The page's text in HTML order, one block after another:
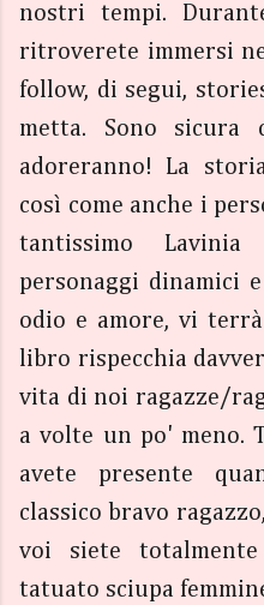
nostri tempi.
ritroverete immersi
follow, di segui,
metta. Sono sicura
adoreranno! La
così come anche i
tantissimo
personaggi dinamici
odio e amore, vi
libro rispecchia
vita di noi ragazze/
a volte un po' meno.
avete presente
classico bravo
voi siete
tatuato sciupa